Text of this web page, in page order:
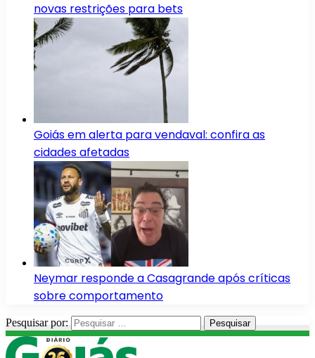
novas restrições para bets
Goiás em alerta para vendaval: confira as
cidades afetadas
Neymar responde a Casagrande após críticas
sobre comportamento
Pesquisar por: